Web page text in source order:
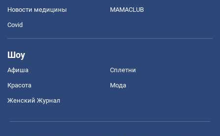
Новости медицины MAMACLUB
Covid
Шоу
Афиша Сплетни
Красота Мода
Женский Журнал